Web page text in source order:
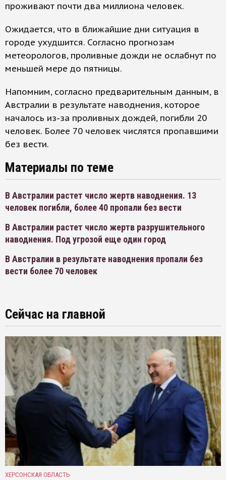
проживают почти два миллиона человек.
Ожидается, что в ближайшие дни ситуация в
городе ухудшится. Согласно прогнозам
метеорологов, проливные дожди не ослабнут по
меньшей мере до пятницы.
Напомним, согласно предварительным данным, в
Австралии в результате наводнения, которое
началось из-за проливных дождей, погибли 20
человек. Более 70 человек числятся пропавшими
без вести.
Материалы по теме
В Австралии растет число жертв наводнения. 13
человек погибли, более 40 пропали без вести
В Австралии растет число жертв разрушительного
наводнения. Под угрозой еще один город
В Австралии в результате наводнения пропали без
вести более 70 человек
Сейчас на главной
ХЕРСОНСКАЯ ОБЛАСТЬ